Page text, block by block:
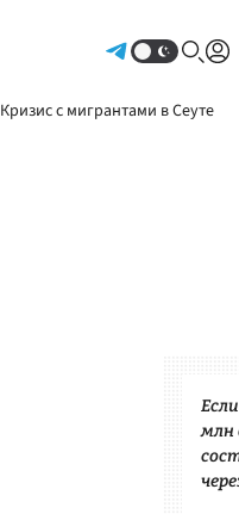
Кризис с мигрантами в Сеуте
млн